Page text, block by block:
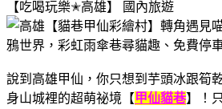
【吃喝玩樂✭高雄】
國內旅遊
說到高雄甲仙，你只想到芋頭冰跟筍
身山城裡的超萌祕境【甲仙貓巷】！